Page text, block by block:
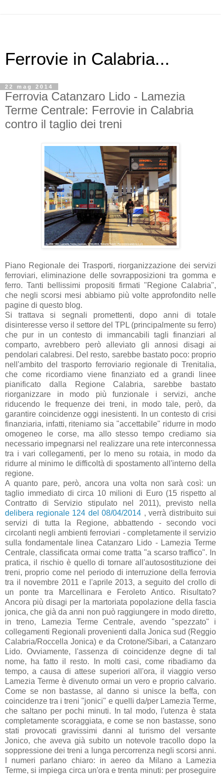
Ferrovie in Calabria...
22 mag 2014
Ferrovia Catanzaro Lido - Lamezia
Terme Centrale: Ferrovie in Calabria
contro il taglio dei treni
Piano Regionale dei Trasporti, riorganizzazione dei servizi
ferroviari, eliminazione delle sovrapposizioni tra gomma e
ferro. Tanti bellissimi propositi firmati "Regione Calabria",
che negli scorsi mesi abbiamo più volte approfondito nelle
pagine di questo blog.
Si trattava si segnali promettenti, dopo anni di totale
disinteresse verso il settore del TPL (principalmente su ferro)
che pur in un contesto di immancabili tagli finanziari al
comparto, avrebbero però alleviato gli annosi disagi ai
pendolari calabresi. Del resto, sarebbe bastato poco: proprio
nell'ambito del trasporto ferroviario regionale di Trenitalia,
che come ricordiamo viene finanziato ed a grandi linee
pianificato dalla Regione Calabria, sarebbe bastato
riorganizzare in modo più funzionale i servizi, anche
riducendo le frequenze dei treni, in modo tale, però, da
garantire coincidenze oggi inesistenti. In un contesto di crisi
finanziaria, infatti, riteniamo sia "accettabile" ridurre in modo
omogeneo le corse, ma allo stesso tempo crediamo sia
necessario impegnarsi nel realizzare una rete interconnessa
tra i vari collegamenti, per lo meno su rotaia, in modo da
ridurre al minimo le difficoltà di spostamento all'interno della
regione.
A quanto pare, però, ancora una volta non sarà così: un
taglio immediato di circa 10 milioni di Euro (15 rispetto al
Contratto di Servizio stipulato nel 2011), previsto nella
delibera regionale 124 del 08/04/2014 , verrà distribuito sui
servizi di tutta la Regione, abbattendo - secondo voci
circolanti negli ambienti ferroviari - completamente il servizio
sulla fondamentale linea Catanzaro Lido - Lamezia Terme
Centrale, classificata ormai come tratta "a scarso traffico". In
pratica, il rischio è quello di tornare all'autosostituzione dei
treni, proprio come nel periodo di interruzione della ferrovia
tra il novembre 2011 e l'aprile 2013, a seguito del crollo di
un ponte tra Marcellinara e Feroleto Antico. Risultato?
Ancora più disagi per la martoriata popolazione della fascia
jonica, che già da anni non può raggiungere in modo diretto,
in treno, Lamezia Terme Centrale, avendo "spezzato" i
collegamenti Regionali provenienti dalla Jonica sud (Reggio
Calabria/Roccella Jonica) e da Crotone/Sibari, a Catanzaro
Lido. Ovviamente, l'assenza di coincidenze degne di tal
nome, ha fatto il resto. In molti casi, come ribadiamo da
tempo, a causa di attese superiori all'ora, il viaggio verso
Lamezia Terme è divenuto ormai un vero e proprio calvario.
Come se non bastasse, al danno si unisce la beffa, con
coincidenze tra i treni "jonici" e quelli da/per Lamezia Terme,
che saltano per pochi minuti. In tal modo, l'utenza è stata
completamente scoraggiata, e come se non bastasse, sono
stati provocati gravissimi danni al turismo del versante
Jonico, che aveva già subito un notevole tracollo dopo la
soppressione dei treni a lunga percorrenza negli scorsi anni.
I numeri parlano chiaro: in aereo da Milano a Lamezia
Terme, si impiega circa un'ora e trenta minuti: per proseguire